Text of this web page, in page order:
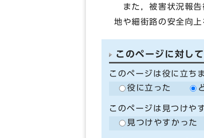
また，被害状況報告
地や細街路の安全向
このページに対し
このページは役に立ち
役に立った
このページは見つけや
見つけやすかった